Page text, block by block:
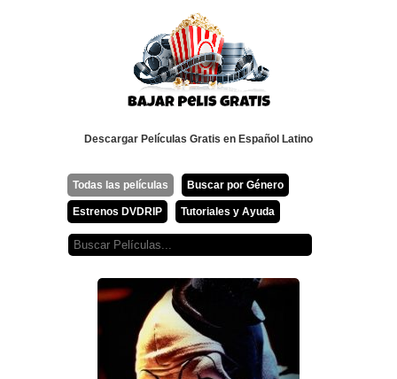
Descargar Películas Gratis en Español Latino
Todas las películas Buscar por Género
Estrenos DVDRIP Tutoriales y Ayuda